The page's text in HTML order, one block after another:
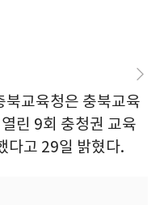
교육청은 충북교육
린 9회 충청권 교육
다고 29일 밝혔다.